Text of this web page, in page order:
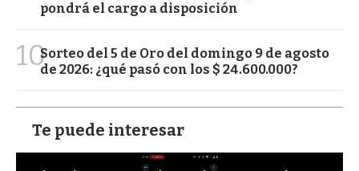
pondrá el cargo a disposición
10Sorteo del 5 de Oro del domingo 9 de agosto
de 2026: ¿qué pasó con los $ 24.600.000?
Te puede interesar